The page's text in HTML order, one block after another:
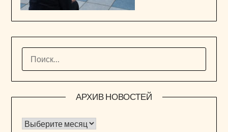
АРХИВ НОВОСТЕЙ
Архив новостей